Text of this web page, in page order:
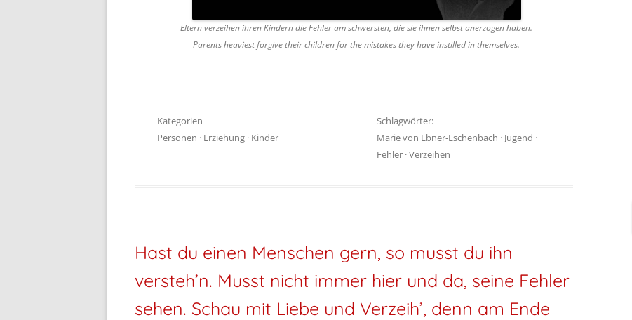
Eltern verzeihen ihren Kindern die Fehler am schwersten, die sie ihnen selbst anerzogen haben.
Parents heaviest forgive their children for the mistakes they have instilled in themselves.
Kategorien
Personen · Erziehung · Kinder
Schlagwörter:
Marie von Ebner-Eschenbach · Jugend ·
Fehler·Verzeihen
Hast du einen Menschen gern, so musst du ihn
versteh’n. Musst nicht immer hier und da, seine Fehler
sehen. Schau mit Liebe und Verzeih’, denn am Ende